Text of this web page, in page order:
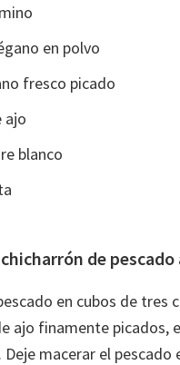
en polvo
fresco picado
ajo
blanco
de pescado
en cubos de tres
ajo finamente picados,
macerar el